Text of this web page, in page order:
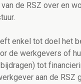
de RSZ over en
enkel tot doel het
de werkgevers of
tot
aan de RSZ